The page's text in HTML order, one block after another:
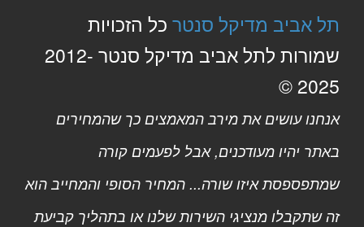
תל אביב מדיקל סנטר כל הזכויות
שמורות לתל אביב מדיקל סנטר 2012-
2025 ©
אנחנו עושים את מירב המאמצים כך שהמחירים
באתר יהיו מעודכנים, אבל לפעמים קורה
שמתפספסת איזו שורה... המחיר הסופי והמחייב הוא
זה שתקבלו מנציגי השירות שלנו או בתהליך קביעת